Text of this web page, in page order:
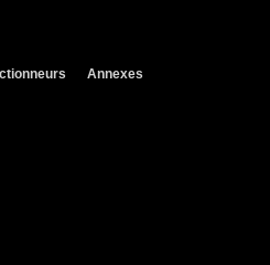
Annexes